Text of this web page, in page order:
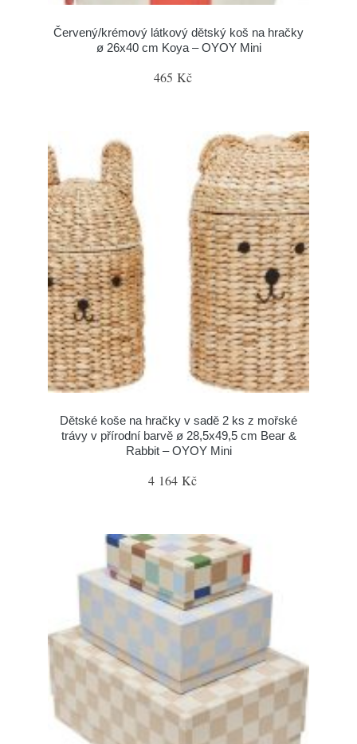
Červený/krémový látkový dětský koš na hračky
ø 26x40 cm Koya – OYOY Mini
465 Kč
Dětské koše na hračky v sadě 2 ks z mořské
trávy v přírodní barvě ø 28,5x49,5 cm Bear &
Rabbit – OYOY Mini
4 164 Kč